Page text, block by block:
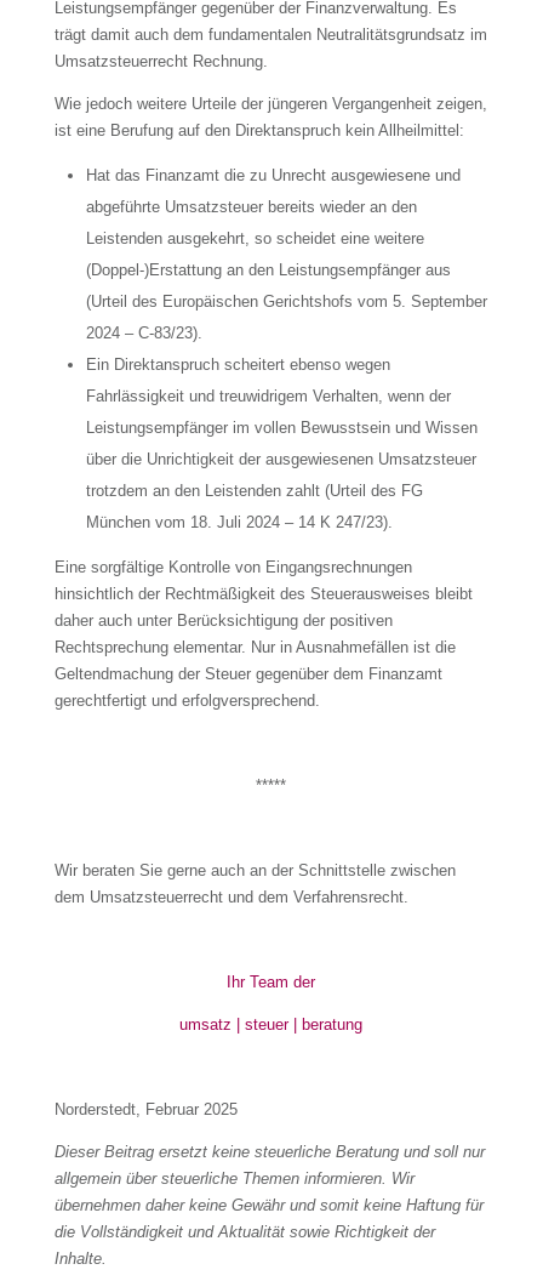
Leistungsempfänger gegenüber der Finanzverwaltung. Es
trägt damit auch dem fundamentalen Neutralitätsgrundsatz im
Umsatzsteuerrecht Rechnung.
Wie jedoch weitere Urteile der jüngeren Vergangenheit zeigen,
ist eine Berufung auf den Direktanspruch kein Allheilmittel:
Hat das Finanzamt die zu Unrecht ausgewiesene und
abgeführte Umsatzsteuer bereits wieder an den
Leistenden ausgekehrt, so scheidet eine weitere
(Doppel-)Erstattung an den Leistungsempfänger aus
(Urteil des Europäischen Gerichtshofs vom 5. September
2024 – C-83/23).
Ein Direktanspruch scheitert ebenso wegen
Fahrlässigkeit und treuwidrigem Verhalten, wenn der
Leistungsempfänger im vollen Bewusstsein und Wissen
über die Unrichtigkeit der ausgewiesenen Umsatzsteuer
trotzdem an den Leistenden zahlt (Urteil des FG
München vom 18. Juli 2024 – 14 K 247/23).
Eine sorgfältige Kontrolle von Eingangsrechnungen
hinsichtlich der Rechtmäßigkeit des Steuerausweises bleibt
daher auch unter Berücksichtigung der positiven
Rechtsprechung elementar. Nur in Ausnahmefällen ist die
Geltendmachung der Steuer gegenüber dem Finanzamt
gerechtfertigt und erfolgversprechend.
*****
Wir beraten Sie gerne auch an der Schnittstelle zwischen
dem Umsatzsteuerrecht und dem Verfahrensrecht.
Ihr Team der
umsatz | steuer | beratung
Norderstedt, Februar 2025
Dieser Beitrag ersetzt keine steuerliche Beratung und soll nur
allgemein über steuerliche Themen informieren. Wir
übernehmen daher keine Gewähr und somit keine Haftung für
die Vollständigkeit und Aktualität sowie Richtigkeit der
Inhalte.